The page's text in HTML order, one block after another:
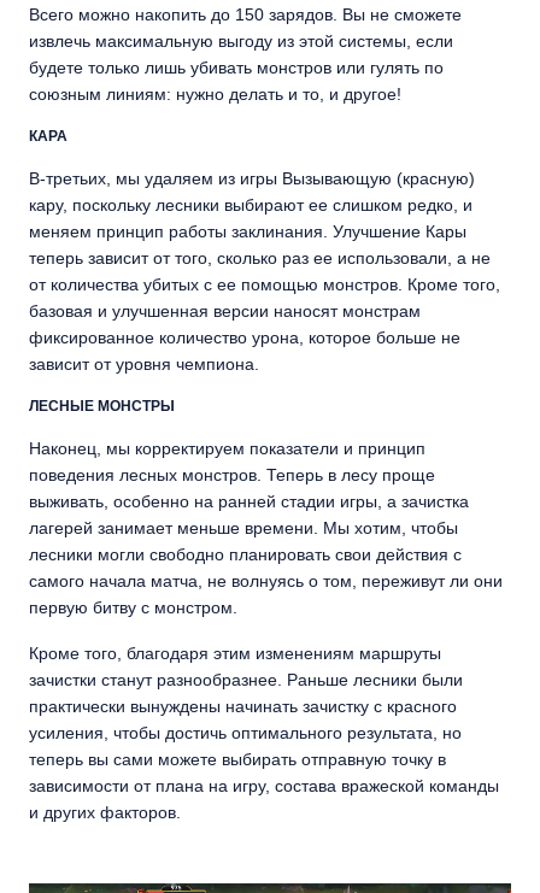
Всего можно накопить до 150 зарядов. Вы не сможете
извлечь максимальную выгоду из этой системы, если
будете только лишь убивать монстров или гулять по
союзным линиям: нужно делать и то, и другое!
КАРА
В-третьих, мы удаляем из игры Вызывающую (красную)
кару, поскольку лесники выбирают ее слишком редко, и
меняем принцип работы заклинания. Улучшение Кары
теперь зависит от того, сколько раз ее использовали, а не
от количества убитых с ее помощью монстров. Кроме того,
базовая и улучшенная версии наносят монстрам
фиксированное количество урона, которое больше не
зависит от уровня чемпиона.
ЛЕСНЫЕ МОНСТРЫ
Наконец, мы корректируем показатели и принцип
поведения лесных монстров. Теперь в лесу проще
выживать, особенно на ранней стадии игры, а зачистка
лагерей занимает меньше времени. Мы хотим, чтобы
лесники могли свободно планировать свои действия с
самого начала матча, не волнуясь о том, переживут ли они
первую битву с монстром.
Кроме того, благодаря этим изменениям маршруты
зачистки станут разнообразнее. Раньше лесники были
практически вынуждены начинать зачистку с красного
усиления, чтобы достичь оптимального результата, но
теперь вы сами можете выбирать отправную точку в
зависимости от плана на игру, состава вражеской команды
и других факторов.